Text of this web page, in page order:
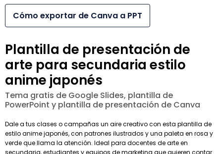
Cómo exportar de Canva a PPT
Plantilla de presentación de
arte para secundaria estilo
anime japonés
Tema gratis de Google Slides, plantilla de
PowerPoint y plantilla de presentación de Canva
Dale a tus clases o campañas un aire creativo con esta plantilla de
estilo anime japonés, con patrones ilustrados y una paleta en rosa y
verde que llama la atención. Ideal para docentes de arte en